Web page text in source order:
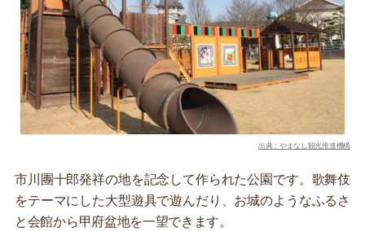
出典：やまなし観光推進機構
市川團十郎発祥の地を記念して作られた公園です。歌舞伎
をテーマにした大型遊具で遊んだり、お城のようなふるさ
と会館から甲府盆地を一望できます。